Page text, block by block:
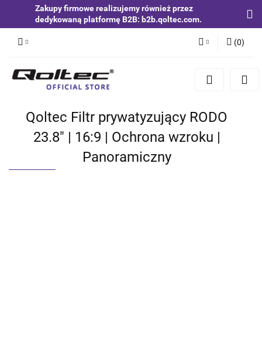
Zakupy firmowe realizujemy również przez
dedykowaną platformę B2B: b2b.qoltec.com.
Zaloguj się
Zgody cookies
(0)
Qoltec Filtr prywatyzujący RODO
23.8" | 16:9 | Ochrona wzroku |
Panoramiczny